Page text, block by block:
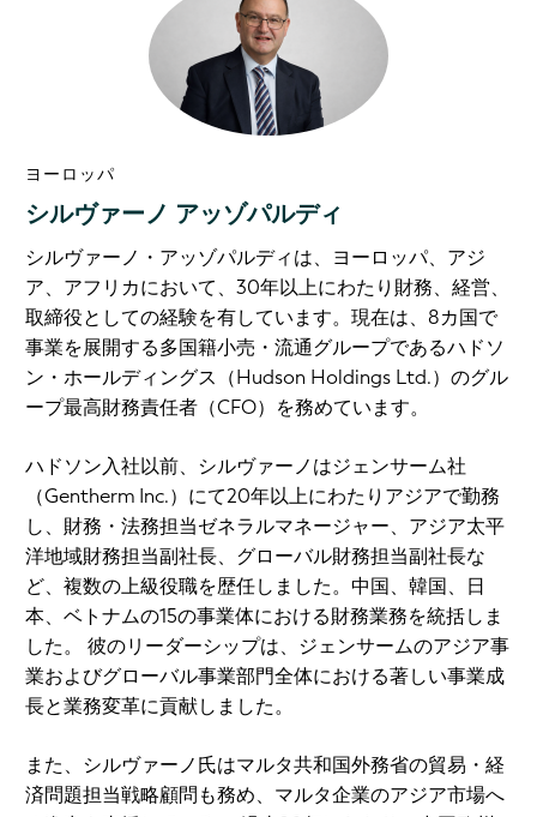
ヨーロッパ
シルヴァーノ アッゾパルディ
シルヴァーノ・アッゾパルディは、ヨーロッパ、アジ
ア、アフリカにおいて、30年以上にわたり財務、経営、
取締役としての経験を有しています。現在は、8カ国で
事業を展開する多国籍小売・流通グループであるハドソ
ン・ホールディングス（Hudson Holdings Ltd.）のグル
ープ最高財務責任者（CFO）を務めています。
ハドソン入社以前、シルヴァーノはジェンサーム社
（Gentherm Inc.）にて20年以上にわたりアジアで勤務
し、財務・法務担当ゼネラルマネージャー、アジア太平
洋地域財務担当副社長、グローバル財務担当副社長な
ど、複数の上級役職を歴任しました。中国、韓国、日
本、ベトナムの15の事業体における財務業務を統括しま
した。 彼のリーダーシップは、ジェンサームのアジア事
業およびグローバル事業部門全体における著しい事業成
長と業務変革に貢献しました。
また、シルヴァーノ氏はマルタ共和国外務省の貿易・経
済問題担当戦略顧問も務め、マルタ企業のアジア市場へ